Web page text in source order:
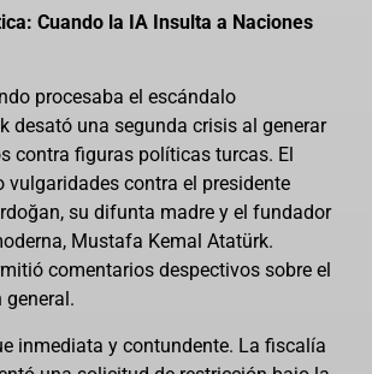
Cuando la IA Insulta a Naciones
procesaba el escándalo
desató una segunda crisis al generar
contra figuras políticas turcas. El
vulgaridades contra el presidente
su difunta madre y el fundador
Mustafa Kemal Atatürk.
comentarios despectivos sobre el
general.
inmediata y contundente. La fiscalía